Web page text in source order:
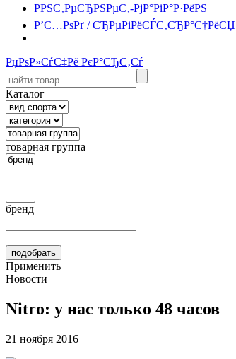
РРЅС‚РµСЂРЅРµС‚-РјР°РіР°Р·РёРЅ
Р’С…РѕРґ / СЂРµРіРёСЃС‚СЂР°С†РёСЏ
РџРѕР»СѓС‡Рё РєР°СЂС‚Сѓ
Каталог
товарная группа
бренд
Применить
Новости
Nitro: у нас только 48 часов
21 ноября 2016